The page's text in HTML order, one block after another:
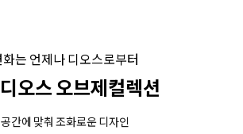
화는 언제나 디오스로부터
오스 오브제컬렉션
공간에 맞춰 조화로운 디자인